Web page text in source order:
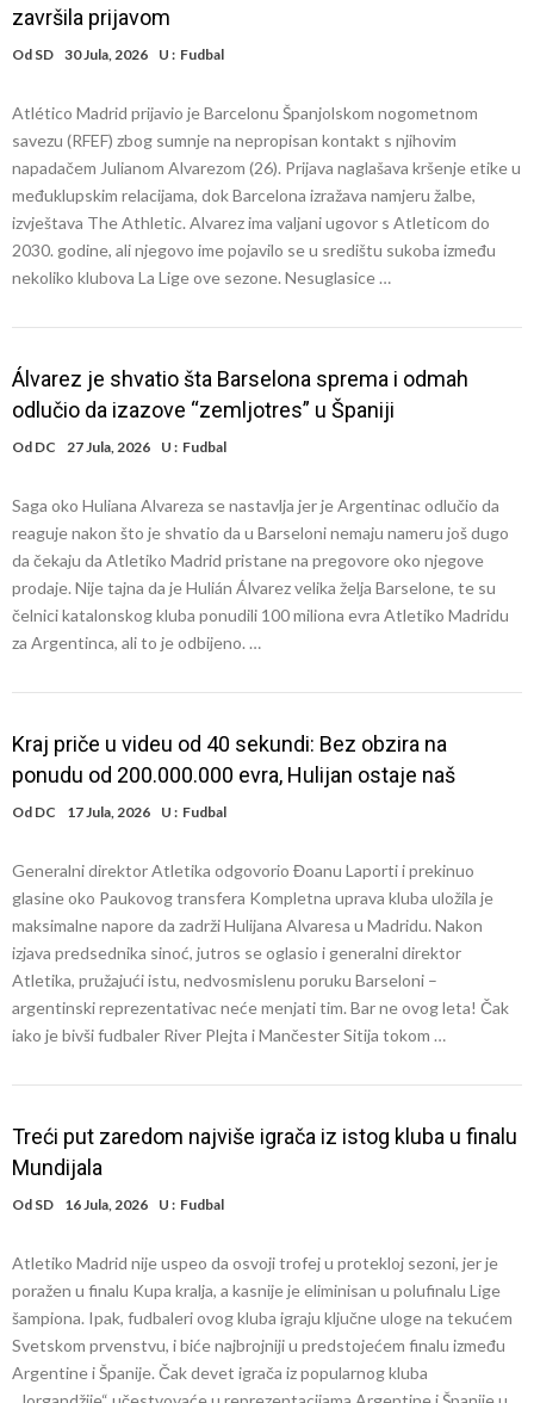
završila prijavom
Od SD 30 Jula, 2026 U : Fudbal
Atlético Madrid prijavio je Barcelonu Španjolskom nogometnom
savezu (RFEF) zbog sumnje na nepropisan kontakt s njihovim
napadačem Julianom Alvarezom (26). Prijava naglašava kršenje etike u
međuklupskim relacijama, dok Barcelona izražava namjeru žalbe,
izvještava The Athletic. Alvarez ima valjani ugovor s Atleticom do
2030. godine, ali njegovo ime pojavilo se u središtu sukoba između
nekoliko klubova La Lige ove sezone. Nesuglasice …
Álvarez je shvatio šta Barselona sprema i odmah
odlučio da izazove “zemljotres” u Španiji
Od DC 27 Jula, 2026 U : Fudbal
Saga oko Huliana Alvareza se nastavlja jer je Argentinac odlučio da
reaguje nakon što je shvatio da u Barseloni nemaju nameru još dugo
da čekaju da Atletiko Madrid pristane na pregovore oko njegove
prodaje. Nije tajna da je Hulián Álvarez velika želja Barselone, te su
čelnici katalonskog kluba ponudili 100 miliona evra Atletiko Madridu
za Argentinca, ali to je odbijeno. …
Kraj priče u videu od 40 sekundi: Bez obzira na
ponudu od 200.000.000 evra, Hulijan ostaje naš
Od DC 17 Jula, 2026 U : Fudbal
Generalni direktor Atletika odgovorio Đoanu Laporti i prekinuo
glasine oko Paukovog transfera Kompletna uprava kluba uložila je
maksimalne napore da zadrži Hulijana Alvaresa u Madridu. Nakon
izjava predsednika sinoć, jutros se oglasio i generalni direktor
Atletika, pružajući istu, nedvosmislenu poruku Barseloni –
argentinski reprezentativac neće menjati tim. Bar ne ovog leta! Čak
iako je bivši fudbaler River Plejta i Mančester Sitija tokom …
Treći put zaredom najviše igrača iz istog kluba u finalu
Mundijala
Od SD 16 Jula, 2026 U : Fudbal
Atletiko Madrid nije uspeo da osvoji trofej u protekloj sezoni, jer je
poražen u finalu Kupa kralja, a kasnije je eliminisan u polufinalu Lige
šampiona. Ipak, fudbaleri ovog kluba igraju ključne uloge na tekućem
Svetskom prvenstvu, i biće najbrojniji u predstojećem finalu između
Argentine i Španije. Čak devet igrača iz popularnog kluba